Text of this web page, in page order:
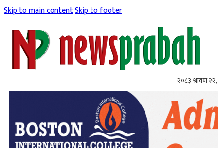
Skip to main contentSkip to footer
२०८३ श्रावण २२,